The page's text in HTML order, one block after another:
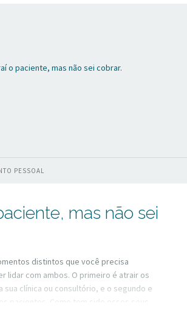
PESSOAL
mas não sei
distintos que você precisa
lidar com ambos. O primeiro é atrair os
sua clínica ou consultório, e o segundo e
pacientes. Como tem sido esses seus